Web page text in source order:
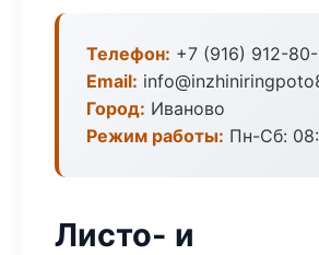
Телефон: +7 (916) 912-
Email:
Город: Иваново
Режим работы: Пн-Сб:
Листо- и